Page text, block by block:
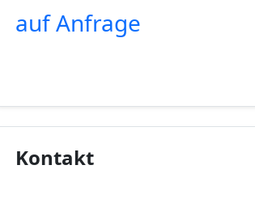
auf Anfrage
Kontakt